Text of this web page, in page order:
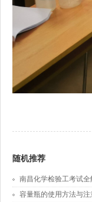
随机推荐
南昌化学检验工考试
容量瓶的使用方法与注